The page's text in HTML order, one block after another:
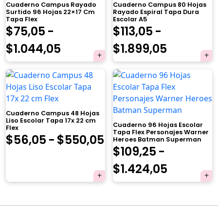
Cuaderno Campus Rayado
Surtido 96 Hojas 22×17 Cm
Tapa Flex
$75,05 -
$1.044,05 Rango
de
precios:
$75,05
hasta
$1.044,05
Cuaderno Campus 80 Hojas
Rayado Espiral Tapa Dura
Escolar A5
$113,05 -
$1.899,05 Rango
de
precios:
desde
$113,05
hasta
Cuaderno Campus 48 Hojas
Liso Escolar Tapa 17x 22 cm
Flex
$56,05 - $550,05 Rango
de
precios:
Cuaderno 96 Hojas Escolar
Tapa Flex Personajes Warner
Heroes Batman Superman
$109,25 -
$1.424,05 Rango
de
×
Tu carrito está vacío.
Agregá un producto y aparecerá acá
automáticamente.